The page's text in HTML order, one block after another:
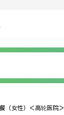
）
本医疗
法搜索
（女性）＜高轮医院＞